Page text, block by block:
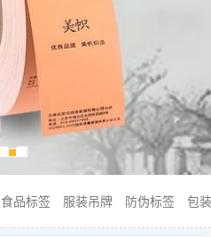
食品标签 服装吊牌 防伪标签 包